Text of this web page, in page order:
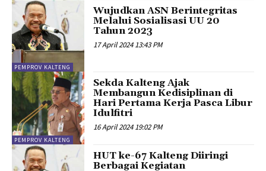
PEMPROV KALTENG
Wujudkan ASN Berintegritas
Melalui Sosialisasi UU 20
Tahun 2023
17 April 2024 13:43 PM
PEMPROV KALTENG
Sekda Kalteng Ajak
Membangun Kedisiplinan di
Hari Pertama Kerja Pasca Libur
Idulfitri
16 April 2024 19:02 PM
HUT ke-67 Kalteng Diiringi
Berbagai Kegiatan